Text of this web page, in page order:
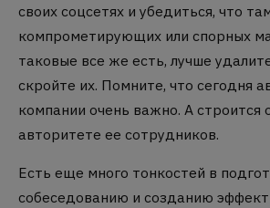
своих соцсетях и убедиться, что
компрометирующих или спорных
таковые все же есть, лучше
скройте их. Помните, что сегодня
компании очень важно. А строится
авторитете ее сотрудников.
Есть еще много тонкостей в
собеседованию и созданию